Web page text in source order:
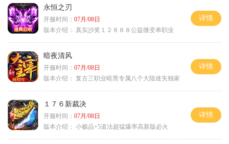
永恒之刃
开服时间： 07月/08日
版本介绍： 真实沙奖１２８８８公益微变单职业
详情
暗夜清风
开服时间： 07月/08日
版本介绍： 复古三职业暗黑专属八个大陆迷失独家
详情
１７６新裁决
开服时间： 07月/08日
版本介绍： 小极品+5道法超猛爆率高新版必火
详情